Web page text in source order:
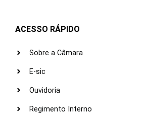
ACESSO RÁPIDO
Sobre a Câmara
E-sic
Ouvidoria
Regimento Interno